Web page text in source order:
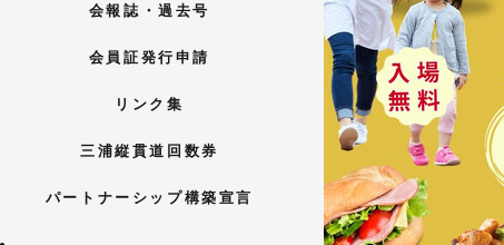
会報誌・過去号
会員証発行申請
リンク集
三浦縦貫道回数券
パートナーシップ構築宣言